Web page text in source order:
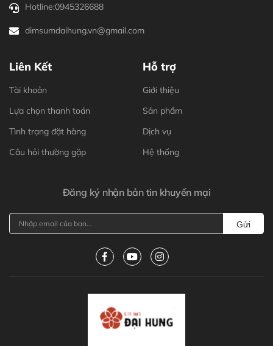
Hotline:0945326688
dimsumdaihung.vn@gmail.com
Liên Kết
Tài khoản
Lựa chọn thanh toán
Tình trạng đặt hàng
Câu hỏi thường gặp
Hỗ trợ
Giới thiệu
Sản phẩm
Dịch vụ
Hệ thống
Đăng ký nhận bản tin khuyến mại
Gửi